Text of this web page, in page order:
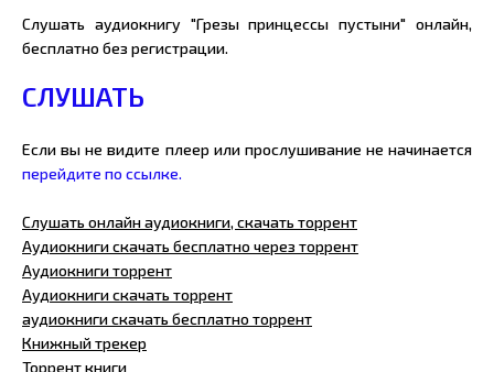
Слушать аудиокнигу "Грезы принцессы пустыни" онлайн,
бесплатно без регистрации.
СЛУШАТЬ
Если вы не видите плеер или прослушивание не начинается
перейдите по ссылке.
Слушать онлайн аудиокниги, скачать торрент
Аудиокниги скачать бесплатно через торрент
Аудиокниги торрент
Аудиокниги скачать торрент
аудиокниги скачать бесплатно торрент
Книжный трекер
Торрент книги